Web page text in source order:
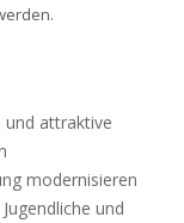
und attraktive
modernisieren
und